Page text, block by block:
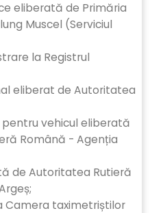
eliberată de Primăria
Muscel (Serviciul
la Registrul
eliberat de Autoritatea
pentru vehicul eliberată
Română - Agenția
de Autoritatea Rutieră
Camera taximetriștilor